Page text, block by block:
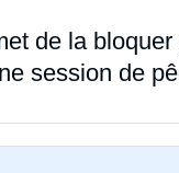
de la
session de